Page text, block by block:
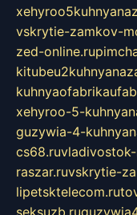
vskrytie-zamkov-
zed-online.ru
xehyroo-5-
guzywia-4-
cs68.ru
raszar.ruvskrytie-
lipetsktelecom.ru
seksuzb.ru